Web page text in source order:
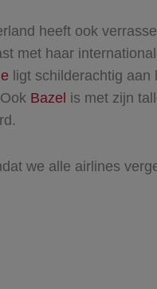
heeft ook
met haar
ligt schilderachtig aan
Bazel is met zijn
we alle airlines